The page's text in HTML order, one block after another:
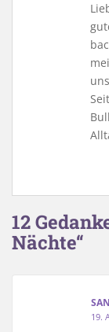
12
Nächte“
19.